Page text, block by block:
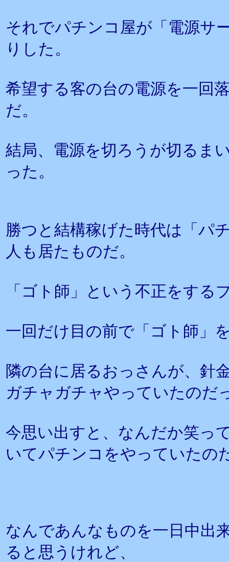
それでパチンコ屋が「電源サ
りした。
希望する客の台の電源を一回
だ。
結局、電源を切ろうが切るま
った。
勝つと結構稼げた時代は「パ
人も居たものだ。
「ゴト師」という不正をする
一回だけ目の前で「ゴト師」
隣の台に居るおっさんが、針
ガチャガチャやっていたのだ
今思い出すと、なんだか笑っ
いてパチンコをやっていたの
なんであんなものを一日中出
ると思うけれど、